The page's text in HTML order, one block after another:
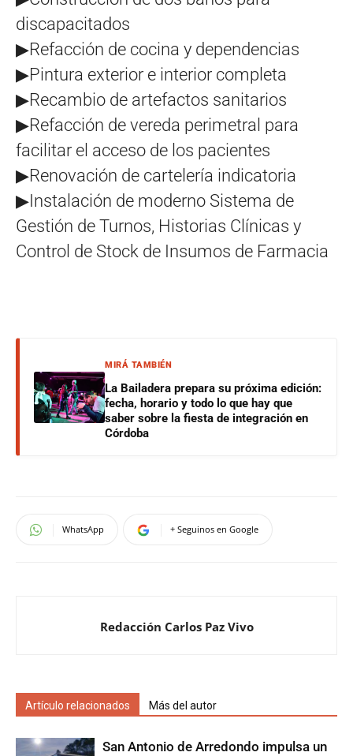
discapacitados
▶Refacción de cocina y dependencias
▶Pintura exterior e interior completa
▶Recambio de artefactos sanitarios
▶Refacción de vereda perimetral para
facilitar el acceso de los pacientes
▶Renovación de cartelería indicatoria
▶Instalación de moderno Sistema de
Gestión de Turnos, Historias Clínicas y
Control de Stock de Insumos de Farmacia
MIRÁ TAMBIÉN
La Bailadera prepara su próxima edición:
fecha, horario y todo lo que hay que
saber sobre la fiesta de integración en
Córdoba
WhatsApp + Seguinos en Google
Redacción Carlos Paz Vivo
Artículo relacionados Más del autor
San Antonio de Arredondo impulsa un